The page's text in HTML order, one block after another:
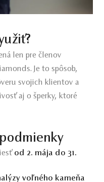
len pre členov
Je to spôsob,
svojich klientov a
aj o šperky, ktoré
od 2. mája do 31.
voľného kameňa